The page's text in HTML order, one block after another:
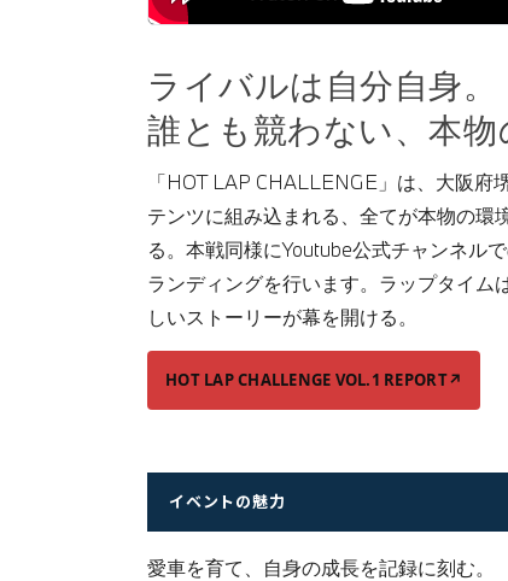
ライバルは自分自身。
誰とも競わない、本物
「HOT LAP CHALLENGE」は、大阪
テンツに組み込まれる、全てが本物の環
る。本戦同様にYoutube公式チャンネル
ランディングを行います。ラップタイ
しいストーリーが幕を開ける。
HOT LAP CHALLENGE VOL.1 REPORT↗
イベントの魅力
愛車を育て、自身の成長を記録に刻む。